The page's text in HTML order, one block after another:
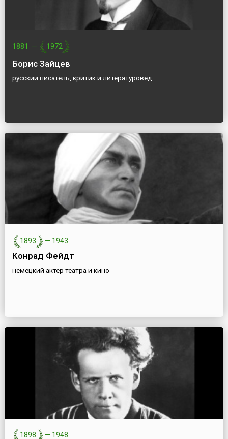
1881 — 1972
Борис Зайцев
русский писатель, критик и литературовед
1893 — 1943
Конрад Фейдт
немецкий актер театра и кино
1898 — 1948